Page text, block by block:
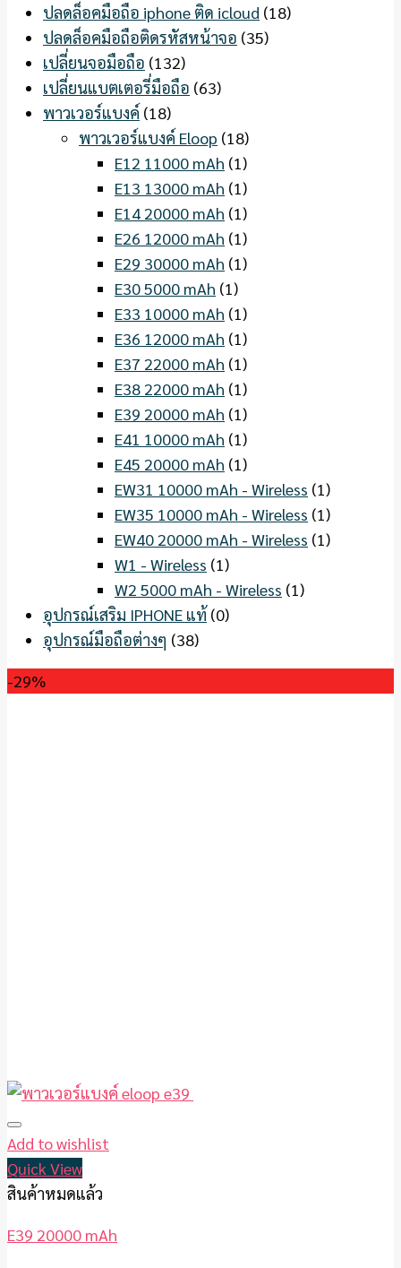
ปลดล็อคมือถือ iphone ติด icloud (18)
ปลดล็อคมือถือติดรหัสหน้าจอ (35)
เปลี่ยนจอมือถือ (132)
เปลี่ยนแบตเตอรี่มือถือ (63)
พาวเวอร์แบงค์ (18)
พาวเวอร์แบงค์ Eloop (18)
E12 11000 mAh (1)
E13 13000 mAh (1)
E14 20000 mAh (1)
E26 12000 mAh (1)
E29 30000 mAh (1)
E30 5000 mAh (1)
E33 10000 mAh (1)
E36 12000 mAh (1)
E37 22000 mAh (1)
E38 22000 mAh (1)
E39 20000 mAh (1)
E41 10000 mAh (1)
E45 20000 mAh (1)
EW31 10000 mAh - Wireless (1)
EW35 10000 mAh - Wireless (1)
EW40 20000 mAh - Wireless (1)
W1 - Wireless (1)
W2 5000 mAh - Wireless (1)
อุปกรณ์เสริม IPHONE แท้ (0)
อุปกรณ์มือถือต่างๆ (38)
-29%
Add to wishlist
Quick View
สินค้าหมดแล้ว
E39 20000 mAh